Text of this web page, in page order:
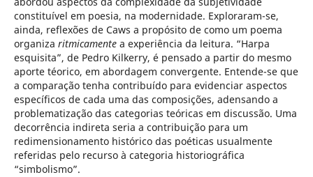
constituível em poesia, na modernidade. Exploraram-se,
ainda, reflexões de Caws a propósito de como um poema
organiza ritmicamentea experiência da leitura. “Harpa
esquisita”, de Pedro Kilkerry, é pensado a partir do mesmo
aporte téorico, em abordagem convergente. Entende-se que
a comparação tenha contribuído para evidenciar aspectos
específicos de cada uma das composições, adensando a
problematização das categorias teóricas em discussão. Uma
decorrência indireta seria a contribuição para um
redimensionamento histórico das poéticas usualmente
referidas pelo recurso à categoria historiográfica
“simbolismo”.